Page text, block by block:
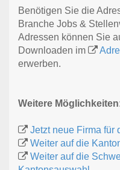
Benötigen Sie die
Branche Jobs &
Adressen können Sie
Downloaden im
erwerben.
Weitere
Jetzt neue Firma für
Weiter auf die
Weiter auf die